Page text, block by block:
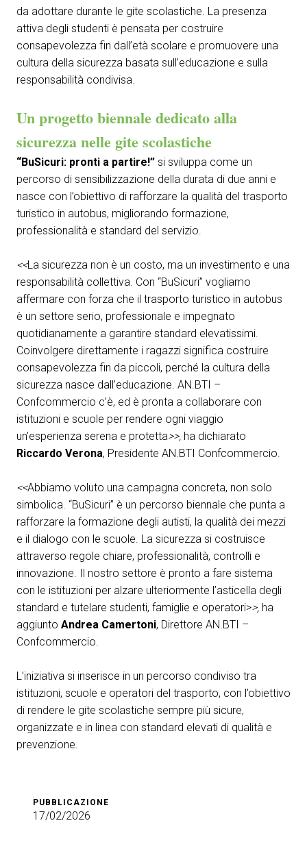
da adottare durante le gite scolastiche. La presenza
attiva degli studenti è pensata per costruire
consapevolezza fin dall’età scolare e promuovere una
cultura della sicurezza basata sull’educazione e sulla
responsabilità condivisa.
Un progetto biennale dedicato alla
sicurezza nelle gite scolastiche
“BuSicuri: pronti a partire!” si sviluppa come un
percorso di sensibilizzazione della durata di due anni e
nasce con l’obiettivo di rafforzare la qualità del trasporto
turistico in autobus, migliorando formazione,
professionalità e standard del servizio.
<<La sicurezza non è un costo, ma un investimento e una
responsabilità collettiva. Con “BuSicuri” vogliamo
affermare con forza che il trasporto turistico in autobus
è un settore serio, professionale e impegnato
quotidianamente a garantire standard elevatissimi.
Coinvolgere direttamente i ragazzi significa costruire
consapevolezza fin da piccoli, perché la cultura della
sicurezza nasce dall’educazione. AN.BTI –
Confcommercio c’è, ed è pronta a collaborare con
istituzioni e scuole per rendere ogni viaggio
un’esperienza serena e protetta>>, ha dichiarato
Riccardo Verona, Presidente AN.BTI Confcommercio.
<<Abbiamo voluto una campagna concreta, non solo
simbolica. “BuSicuri” è un percorso biennale che punta a
rafforzare la formazione degli autisti, la qualità dei mezzi
e il dialogo con le scuole. La sicurezza si costruisce
attraverso regole chiare, professionalità, controlli e
innovazione. Il nostro settore è pronto a fare sistema
con le istituzioni per alzare ulteriormente l’asticella degli
standard e tutelare studenti, famiglie e operatori>>, ha
aggiunto Andrea Camertoni, Direttore AN.BTI –
Confcommercio.
L’iniziativa si inserisce in un percorso condiviso tra
istituzioni, scuole e operatori del trasporto, con l’obiettivo
di rendere le gite scolastiche sempre più sicure,
organizzate e in linea con standard elevati di qualità e
prevenzione.
PUBBLICAZIONE
17/02/2026